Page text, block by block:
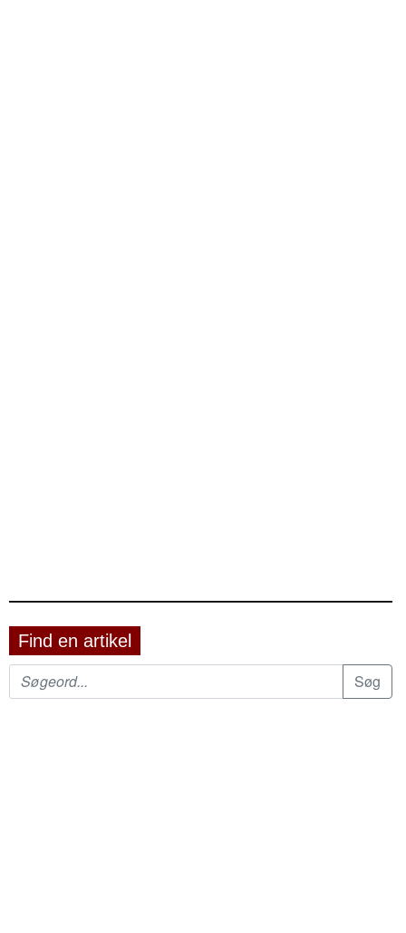
Find en artikel